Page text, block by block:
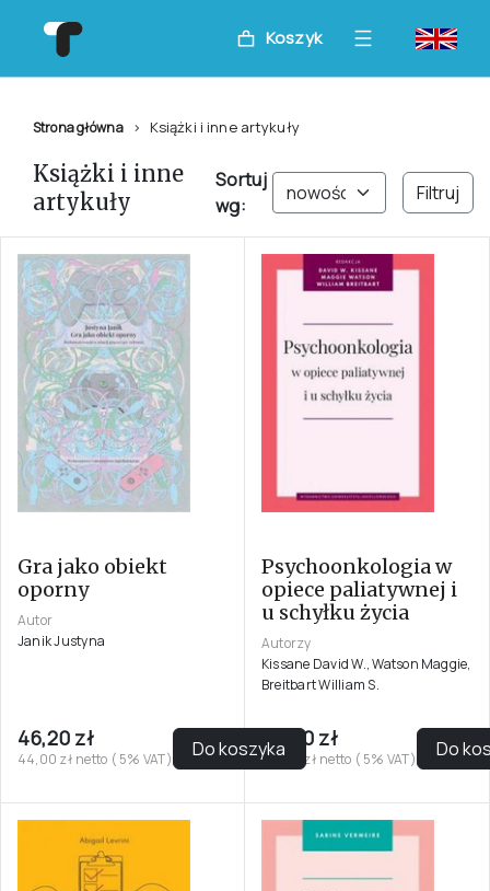
Koszyk
Strona główna Książki i inne artykuły
Książki i inne
artykuły
Sortuj
wg:
Filtruj
Gra jako obiekt
oporny
Autor
Janik Justyna
46,20 zł
44,00 zł netto ( 5% VAT) Do koszyka
Psychoonkologia w
opiece paliatywnej i
u schyłku życia
Autorzy
Kissane David W., Watson Maggie,
Breitbart William S.
95,00 zł
90,48 zł netto ( 5% VAT) Do